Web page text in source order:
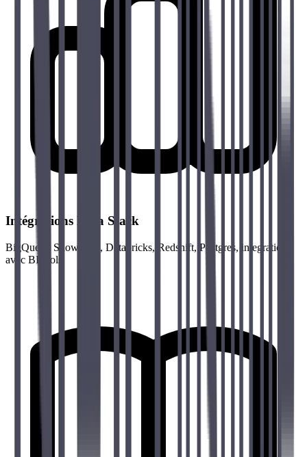
Intégrations Data Stack
BigQuery, Snowflake, Databricks, Redshift, Postgres, integration
avec BI tools.